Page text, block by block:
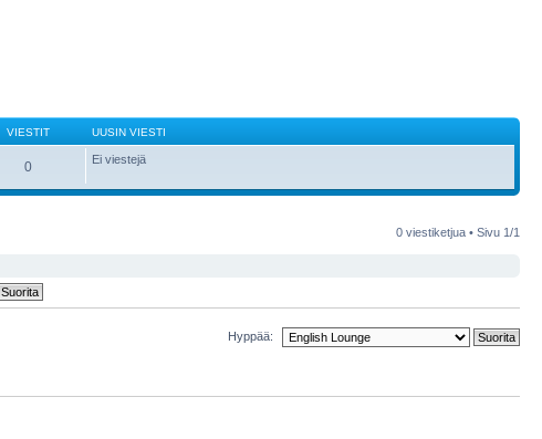
VIESTIT UUSIN VIESTI
0 Ei viestejä
0 viestiketjua • Sivu 1/1
Hyppää: